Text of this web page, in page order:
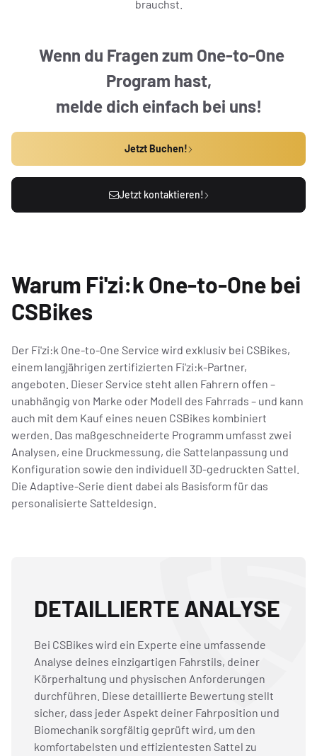
brauchst.
Wenn du Fragen zum One-to-One
Program hast,
melde dich einfach bei uns!
Jetzt Buchen!
Jetzt kontaktieren!
Warum Fi'zi:k One-to-One bei
CSBikes
Der Fi'zi:k One-to-One Service wird exklusiv bei CSBikes,
einem langjährigen zertifizierten Fi'zi:k-Partner,
angeboten. Dieser Service steht allen Fahrern offen –
unabhängig von Marke oder Modell des Fahrrads – und kann
auch mit dem Kauf eines neuen CSBikes kombiniert
werden. Das maßgeschneiderte Programm umfasst zwei
Analysen, eine Druckmessung, die Sattelanpassung und
Konfiguration sowie den individuell 3D-gedruckten Sattel.
Die Adaptive-Serie dient dabei als Basisform für das
personalisierte Satteldesign.
DETAILLIERTE ANALYSE
Bei CSBikes wird ein Experte eine umfassende
Analyse deines einzigartigen Fahrstils, deiner
Körperhaltung und physischen Anforderungen
durchführen. Diese detaillierte Bewertung stellt
sicher, dass jeder Aspekt deiner Fahrposition und
Biomechanik sorgfältig geprüft wird, um den
komfortabelsten und effizientesten Sattel zu